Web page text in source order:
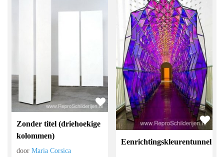
Zonder titel (driehoekige
kolommen)
doorMaria Corsica
Eenrichtingskleurentunnel